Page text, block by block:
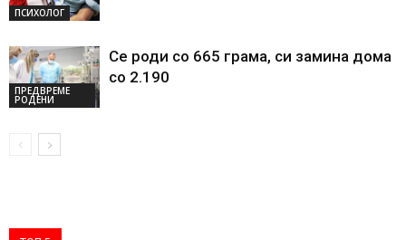
ПСИХОЛОГ
ПРЕДВРЕМЕ
РОДЕНИ
Се роди со 665 грама, си замина дома
со 2.190